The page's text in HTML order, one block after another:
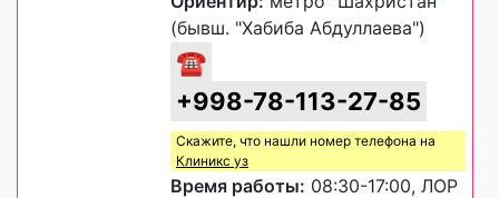
(бывш. "Хабиба Абдуллаева")
☎
+998-78-113-27-85
Скажите, что нашли номер телефона на
Клиникс уз
Время работы: 08:30-17:00, ЛОР